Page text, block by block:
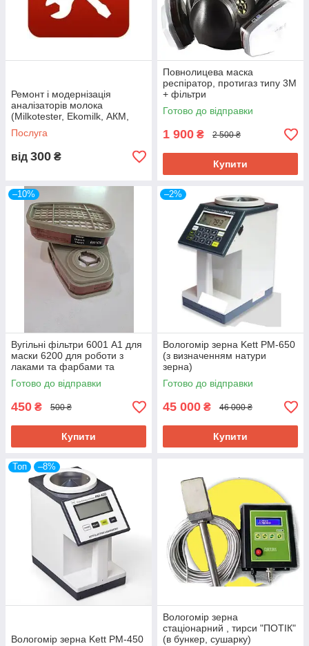
Ремонт і модернізація
аналізаторів молока
(Milkotester, Ekomilk, АКМ,
Лактан и т.д.);
Послуга
від 300 ₴
Повнолицева маска
респіратор, протигаз типу 3M
+ фільтри
Готово до відправки
1 900 ₴ 2 500 ₴
Купити
–10%
Вугільні фільтри 6001 А1 для
маски 6200 для роботи з
лаками та фарбами та
іншими шкідливими
речовинами
Готово до відправки
450 ₴ 500 ₴
Купити
–2%
Вологомір зерна Kett РМ-650
(з визначенням натури
зерна)
Готово до відправки
45 000 ₴ 46 000 ₴
Купити
Топ –8%
Вологомір зерна Kett РМ-450
Вологомір зерна
стаціонарний , тирси "ПОТІК"
(в бункер, сушарку)